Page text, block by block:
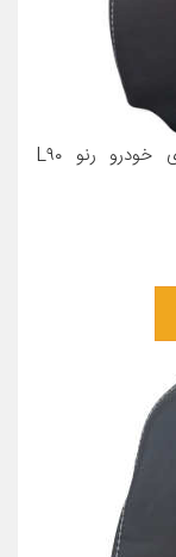
جزئیات محصول جنس چرم مناسب برای خودرو رنو L۹۰